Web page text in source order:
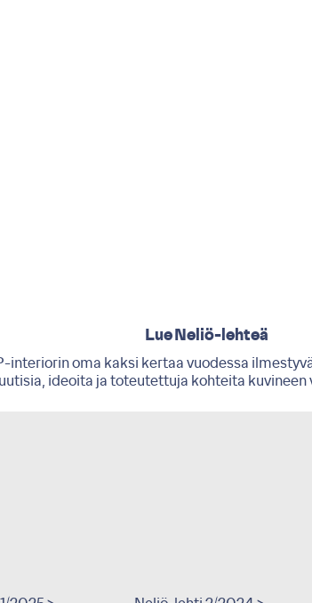
Lue Neliö-lehteä
interiorin oma kaksi kertaa vuodessa
uutisia, ideoita ja toteutettuja kohteita kuvineen